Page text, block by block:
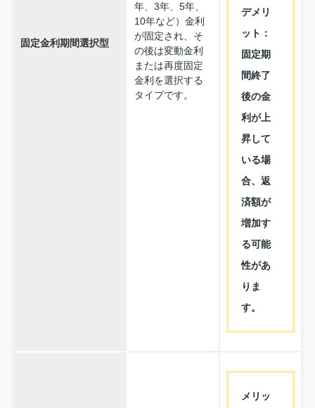
固定金利期間選択型
年、3年、5年、
10年など）金利
が固定され、そ
の後は変動金利
または再度固定
金利を選択する
タイプです。
デメリ
ット：
固定期
間終了
後の金
利が上
昇して
いる場
合、返
済額が
増加す
る可能
性があ
りま
す。
メリッ